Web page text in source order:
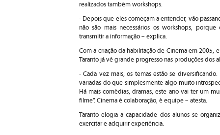
realizados também workshops.
- Depois que eles começam a entender, vão
não são mais necessários os workshops,
transmitir a informação – explica.
Com a criação da habilitação de Cinema em 2005,
Taranto já vê grande progresso nas produções dos
- Cada vez mais, os temas estão se
variadas do que simplesmente algo muito
Há mais comédias, dramas, este ano vai ter um
filme”. Cinema é colaboração, é equipe – atesta.
Taranto elogia a capacidade dos alunos se
exercitar e adquirir experiência.